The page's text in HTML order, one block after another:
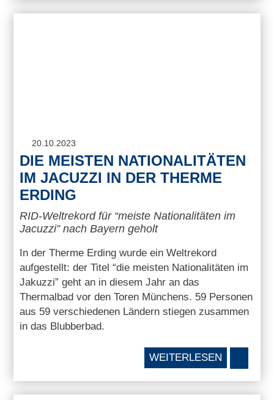
20.10.2023
DIE MEISTEN NATIONALITÄTEN
IM JACUZZI IN DER THERME
ERDING
RID-Weltrekord für “meiste Nationalitäten im
Jacuzzi” nach Bayern geholt
In der Therme Erding wurde ein Weltrekord
aufgestellt: der Titel “die meisten Nationalitäten im
Jakuzzi” geht an in diesem Jahr an das
Thermalbad vor den Toren Münchens. 59 Personen
aus 59 verschiedenen Ländern stiegen zusammen
in das Blubberbad.
WEITERLESEN